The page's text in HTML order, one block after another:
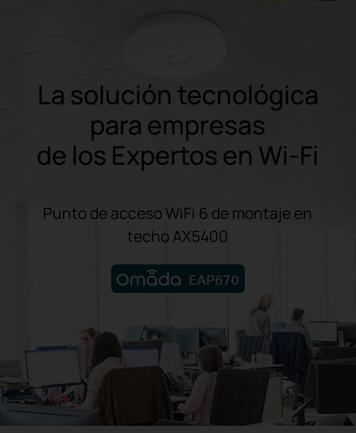
La solución tecnológica
para empresas
de los Expertos en Wi-Fi
Punto de acceso WiFi 6 de montaje en
techo AX5400